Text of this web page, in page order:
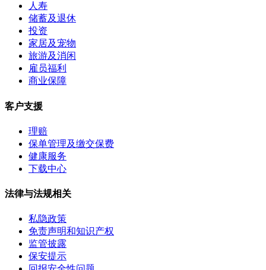
人寿
储蓄及退休
投资
家居及宠物
旅游及消闲
雇员福利
商业保障
客户支援
理赔
保单管理及缴交保费
健康服务
下载中心
法律与法规相关
私隐政策
免责声明和知识产权
监管披露
保安提示